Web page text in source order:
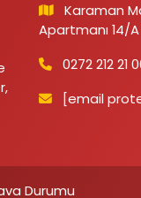
Karaman
Apartmanı 14/
0272 212 21
[email
Durumu